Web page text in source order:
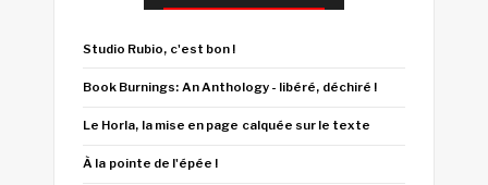
Studio Rubio, c'est bon !
Book Burnings: An Anthology - libéré, déchiré !
Le Horla, la mise en page calquée sur le texte
À la pointe de l'épée !